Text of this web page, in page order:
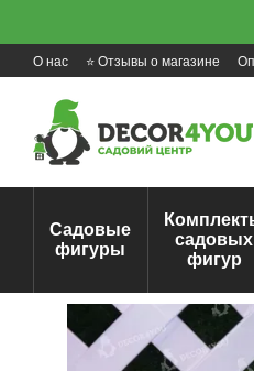
О нас ⭐ Отзывы о магазине
Садовые
фигуры
садовых
фигур